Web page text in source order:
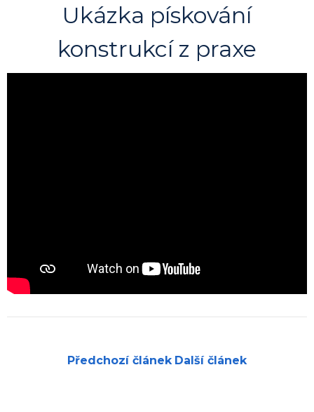
Ukázka pískování
konstrukcí z praxe
Předchozí článek Další článek